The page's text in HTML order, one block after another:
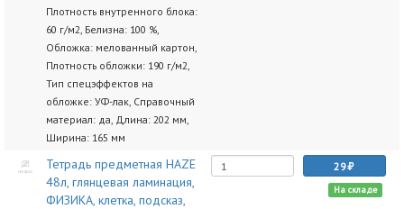
Плотность внутренного блока:
60 г/м2, Белизна: 100 %,
Обложка: мелованный картон,
Плотность обложки: 190 г/м2,
Тип спецэффектов на
обложке: УФ-лак, Справочный
материал: да, Длина: 202 мм,
Ширина: 165 мм
Тетрадь предметная HAZE
48л, глянцевая ламинация,
ФИЗИКА, клетка, подсказ,
29
На складе